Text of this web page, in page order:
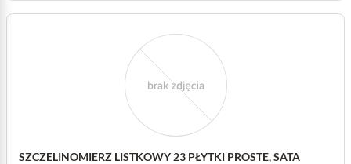
SZCZELINOMIERZ LISTKOWY 23 PŁYTKI PROSTE, SATA